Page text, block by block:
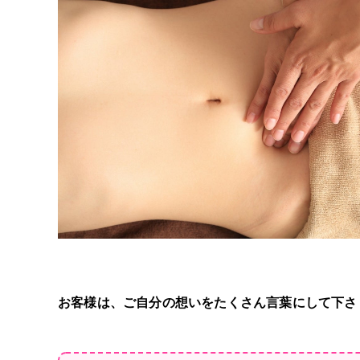
お客様は、ご自分の想いをたくさん言葉にして下